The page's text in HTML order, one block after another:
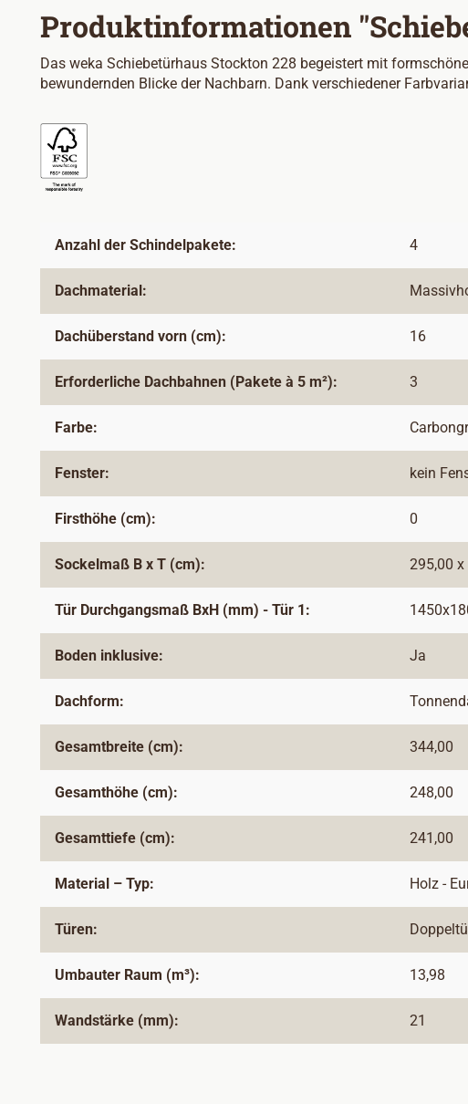
Produktinformationen
Das weka Schiebetürhaus Stockton 228 begeistert mit
bewundernden Blicke der Nachbarn. Dank verschiedener
Anzahl der Schindelpakete: 4
Dachmaterial:
Dachüberstand vorn (cm): 16
Erforderliche Dachbahnen (Pakete à 5 m²): 3
Farbe:
Fenster: kein
Firsthöhe (cm): 0
Sockelmaß B x T (cm): 295,00 x
Tür Durchgangsmaß BxH (mm) - Tür 1:
Boden inklusive: Ja
Dachform:
Gesamtbreite (cm): 344,00
Gesamthöhe (cm): 248,00
Gesamttiefe (cm): 241,00
Material – Typ: Holz -
Türen:
Umbauter Raum (m³): 13,98
Wandstärke (mm): 21